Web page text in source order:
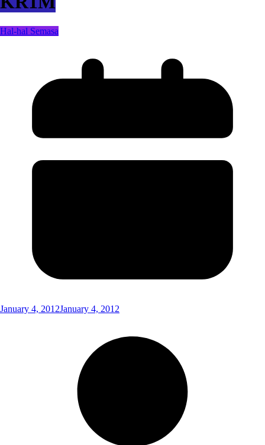
Hal-hal Semasa
January 4, 2012January 4, 2012